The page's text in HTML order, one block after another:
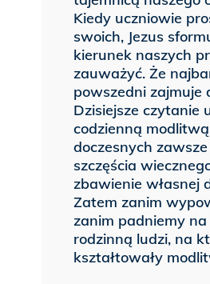
Kiedy uczniowie
swoich, Jezus
kierunek naszych
zauważyć. Że
powszedni zajmuje
Dzisiejsze czytanie
codzienną
doczesnych
szczęścia
zbawienie własnej
Zatem zanim
zanim padniemy
rodzinną ludzi, na
kształtowały